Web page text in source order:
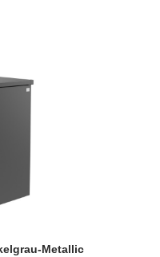
Metallic